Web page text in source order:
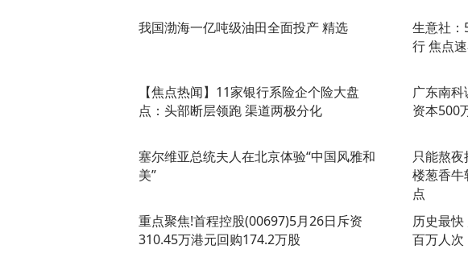
我国渤海一亿吨级油田全面投产 精选
生意社：
行 焦点
【焦点热闻】11家银行系险企个险大盘
点：头部断层领跑 渠道两极分化
广东南
资本500
塞尔维亚总统夫人在北京体验“中国风雅和
美”
只能熬
楼葱香牛
点
重点聚焦!首程控股(00697)5月26日斥资
310.45万港元回购174.2万股
历史最
百万人次